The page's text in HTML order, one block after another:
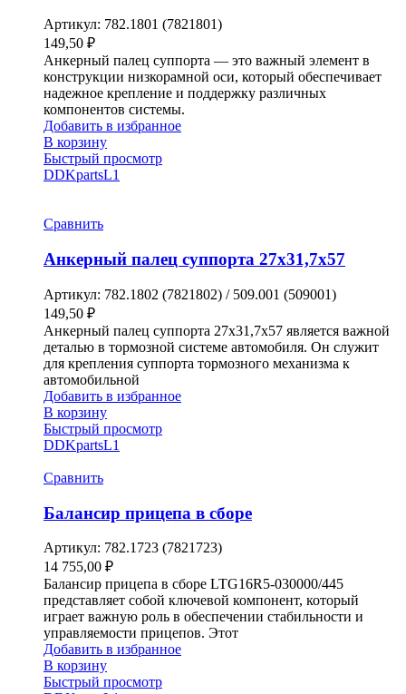
Артикул: 782.1801 (7821801)
149,50 ₽
Анкерный палец суппорта — это важный элемент в
конструкции низкорамной оси, который обеспечивает
надежное крепление и поддержку различных
компонентов системы.
Добавить в избранное
В корзину
Быстрый просмотр
DDKpartsL1
Сравнить
Анкерный палец суппорта 27х31,7х57
Артикул: 782.1802 (7821802) / 509.001 (509001)
149,50 ₽
Анкерный палец суппорта 27х31,7х57 является важной
деталью в тормозной системе автомобиля. Он служит
для крепления суппорта тормозного механизма к
автомобильной
Добавить в избранное
В корзину
Быстрый просмотр
DDKpartsL1
Сравнить
Балансир прицепа в сборе
Артикул: 782.1723 (7821723)
14 755,00 ₽
Балансир прицепа в сборе LTG16R5-030000/445
представляет собой ключевой компонент, который
играет важную роль в обеспечении стабильности и
управляемости прицепов. Этот
Добавить в избранное
В корзину
Быстрый просмотр